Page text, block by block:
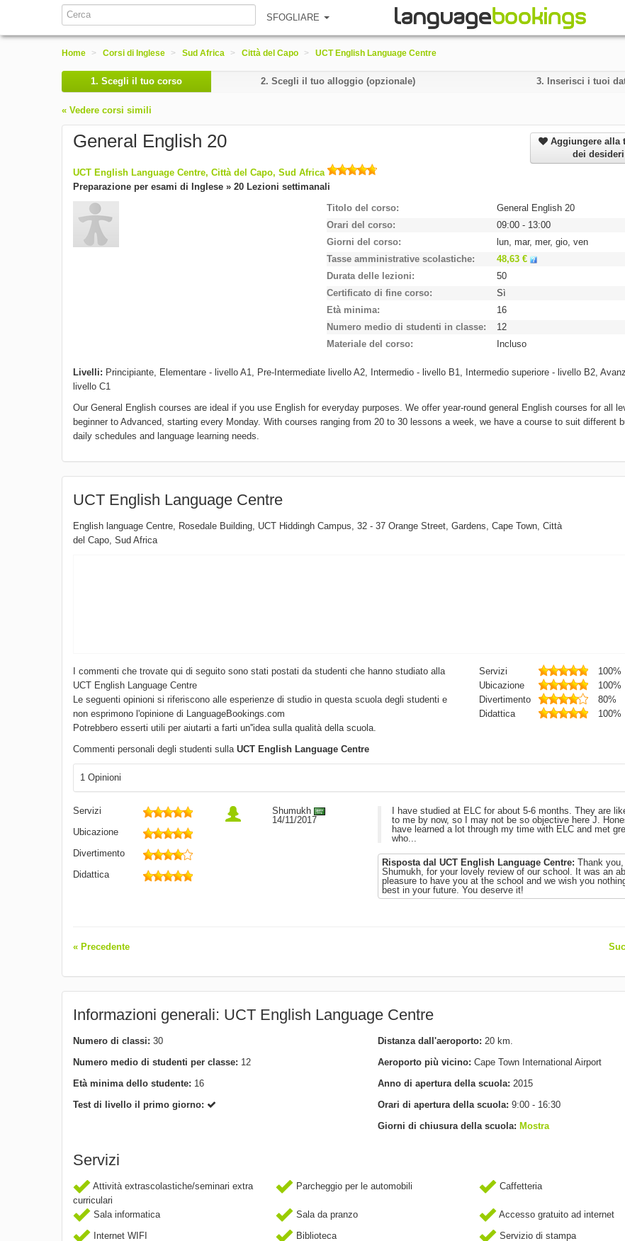
SFOGLIARE
Home > Corsi di Inglese > Sud Africa > Città del Capo > UCT English Language Centre
1. Scegli il tuo corso 2. Scegli il tuo alloggio (opzionale) 3. Inserisci i tuoi
« Vedere corsi simili
General English 20
Aggiungere alla
dei desideri
UCT English Language Centre, Città del Capo, Sud Africa
Preparazione per esami di Inglese » 20 Lezioni settimanali
Titolo del corso
General English 20
Orari del corso
09:00 - 13:00
Giorni del corso
lun, mar, mer, gio, ven
Tasse amministrative scolastiche
48,63 €
Durata delle lezioni
50
Certificato di fine corso
Sì
Età minima
16
Numero medio di studenti in classe
12
Materiale del corso
Incluso
Livelli: Principiante, Elementare - livello A1, Pre-Intermediate livello A2, Intermedio - livello B1, Intermedio superiore - livello B2,
livello C1
Our General English courses are ideal if you use English for everyday purposes. We offer year-round general English courses for all
beginner to Advanced, starting every Monday. With courses ranging from 20 to 30 lessons a week, we have a course to suit different
daily schedules and language learning needs.
UCT English Language Centre
English language Centre, Rosedale Building, UCT Hiddingh Campus, 32 - 37 Orange Street, Gardens, Cape Town, Città
del Capo, Sud Africa
I commenti che trovate qui di seguito sono stati postati da studenti che hanno studiato alla
UCT English Language Centre
Le seguenti opinioni si riferiscono alle esperienze di studio in questa scuola degli studenti e
non esprimono l'opinione di LanguageBookings.com
Potrebbero esserti utili per aiutarti a farti un''idea sulla qualità della scuola.
Servizi
100%
Ubicazione
100%
Divertimento
80%
Didattica
100%
Commenti personali degli studenti sulla UCT English Language Centre
1 Opinioni
Servizi
Ubicazione
Divertimento
Didattica
Shumukh
14/11/2017
I have studied at ELC for about 5-6 months. They are
to me by now, so I may not be so objective here J.
have learned a lot through my time with ELC and met
who...
Risposta dal UCT English Language Centre: Thank you,
Shumukh, for your lovely review of our school. It was an
pleasure to have you at the school and we wish you
best in your future. You deserve it!
« Precedente
Informazioni generali: UCT English Language Centre
Numero di classi: 30
Numero medio di studenti per classe: 12
Età minima dello studente: 16
Test di livello il primo giorno:
Distanza dall'aeroporto: 20 km.
Aeroporto più vicino: Cape Town International Airport
Anno di apertura della scuola: 2015
Orari di apertura della scuola: 9:00 - 16:30
Giorni di chiusura della scuola: Mostra
Servizi
Attività extrascolastiche/seminari extra
curriculari
Parcheggio per le automobili Caffetteria
Sala informatica Sala da pranzo
Accesso gratuito ad internet
Internet WIFI
Biblioteca
Servizio di stampa